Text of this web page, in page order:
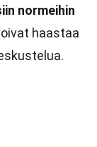
normeihin
haastaa